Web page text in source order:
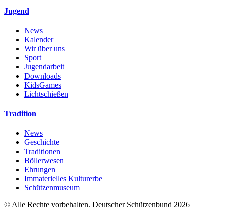
Jugend
News
Kalender
Wir über uns
Sport
Jugendarbeit
Downloads
KidsGames
Lichtschießen
Tradition
News
Geschichte
Traditionen
Böllerwesen
Ehrungen
Immaterielles Kulturerbe
Schützenmuseum
© Alle Rechte vorbehalten. Deutscher Schützenbund 2026